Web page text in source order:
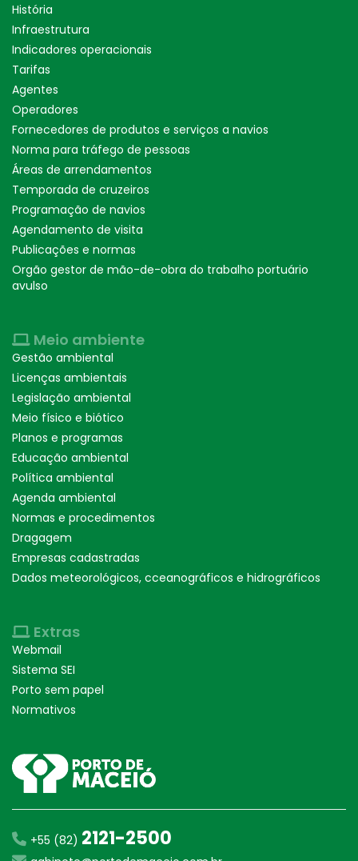
História
Infraestrutura
Indicadores operacionais
Tarifas
Agentes
Operadores
Fornecedores de produtos e serviços a navios
Norma para tráfego de pessoas
Áreas de arrendamentos
Temporada de cruzeiros
Programação de navios
Agendamento de visita
Publicações e normas
Orgão gestor de mão-de-obra do trabalho portuário
avulso
Meio ambiente
Gestão ambiental
Licenças ambientais
Legislação ambiental
Meio físico e biótico
Planos e programas
Educação ambiental
Política ambiental
Agenda ambiental
Normas e procedimentos
Dragagem
Empresas cadastradas
Dados meteorológicos, cceanográficos e hidrográficos
Extras
Webmail
Sistema SEI
Porto sem papel
Normativos
+55 (82) 2121-2500